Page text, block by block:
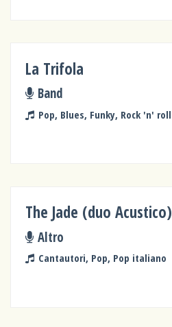
La Trifola
Band
Pop, Blues, Funky, Rock 'n' roll
The Jade (duo Acustico)
Altro
Cantautori, Pop, Pop italiano